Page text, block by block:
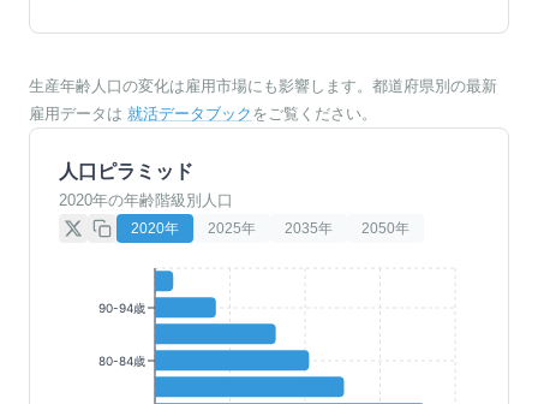
生産年齢人口の変化は雇用市場にも影響します。都道府県別の最新
雇用データは 就活データブック をご覧ください。
人口ピラミッド
2020年の年齢階級別人口
2020年 2025年 2035年 2050年
90-94歳
80-84歳